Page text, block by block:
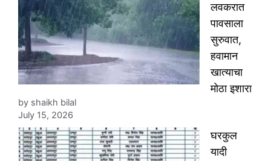
लवकरात
पावसाला
सुरुवात,
हवामान
खात्याचा
मोठा इशारा
by shaikh bilal
July 15, 2026
घरकुल
यादी